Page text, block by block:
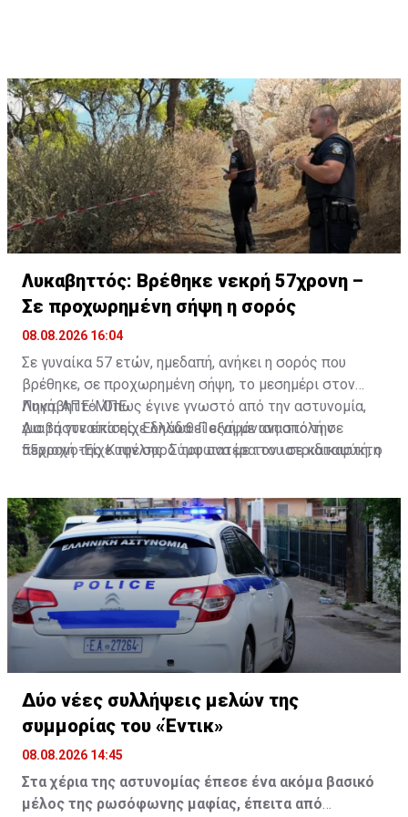
Λυκαβηττός: Βρέθηκε νεκρή 57χρονη –
Σε προχωρημένη σήψη η σορός
08.08.2026 16:04
Σε γυναίκα 57 ετών, ημεδαπή, ανήκει η σορός που
βρέθηκε, σε προχωρημένη σήψη, το μεσημέρι στον
Λυκαβηττό. Όπως έγινε γνωστό από την αστυνομία,
για τη γυναίκα είχε δηλωθεί εξαφάνιση από την
περιοχή της Κυψέλης. Σύμφωνα με τον ιατριδικαστή, ο
Πηγή: ΑΠΕ-ΜΠΕ
Διαβάστε επίσης:Ελλάδα: Ποινή με αναστολή σε
55χρονο-Είχε την σορό του πατέρα του σε καταψύκτη
Δύο νέες συλλήψεις μελών της
συμμορίας του «Έντικ»
08.08.2026 14:45
Στα χέρια της αστυνομίας έπεσε ένα ακόμα βασικό
μέλος της ρωσόφωνης μαφίας, έπειτα από